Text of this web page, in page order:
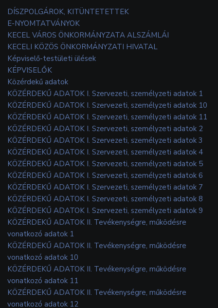
DÍSZPOLGÁROK, KITÜNTETETTEK
E-NYOMTATVÁNYOK
KECEL VÁROS ÖNKORMÁNYZATA ALSZÁMLÁI
KECELI KÖZÖS ÖNKORMÁNYZATI HIVATAL
Képviselő-testületi ülések
KÉPVISELŐK
Közérdekű adatok
KÖZÉRDEKŰ ADATOK I. Szervezeti, személyzeti adatok 1
KÖZÉRDEKŰ ADATOK I. Szervezeti, személyzeti adatok 10
KÖZÉRDEKŰ ADATOK I. Szervezeti, személyzeti adatok 11
KÖZÉRDEKŰ ADATOK I. Szervezeti, személyzeti adatok 2
KÖZÉRDEKŰ ADATOK I. Szervezeti, személyzeti adatok 3
KÖZÉRDEKŰ ADATOK I. Szervezeti, személyzeti adatok 4
KÖZÉRDEKŰ ADATOK I. Szervezeti, személyzeti adatok 5
KÖZÉRDEKŰ ADATOK I. Szervezeti, személyzeti adatok 6
KÖZÉRDEKŰ ADATOK I. Szervezeti, személyzeti adatok 7
KÖZÉRDEKŰ ADATOK I. Szervezeti, személyzeti adatok 8
KÖZÉRDEKŰ ADATOK I. Szervezeti, személyzeti adatok 9
KÖZÉRDEKŰ ADATOK II. Tevékenységre, működésre
vonatkozó adatok 1
KÖZÉRDEKŰ ADATOK II. Tevékenységre, működésre
vonatkozó adatok 10
KÖZÉRDEKŰ ADATOK II. Tevékenységre, működésre
vonatkozó adatok 11
KÖZÉRDEKŰ ADATOK II. Tevékenységre, működésre
vonatkozó adatok 12